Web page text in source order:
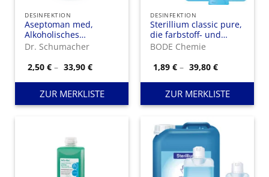
DESINFEKTION
Aseptoman med,
Alkoholisches
Händedesinfektionsmittel
Dr. Schumacher
2,50€ – 33,90€Preisspanne:
2,50 €
bis
33,90 €
ZUR MERKLISTE
DESINFEKTION
Sterillium classic pure,
die farbstoff- und
parfümfreie Variante
BODE Chemie
1,89€ – 39,80€
1,89 €
bis
39,80 €
ZUR MERKLISTE